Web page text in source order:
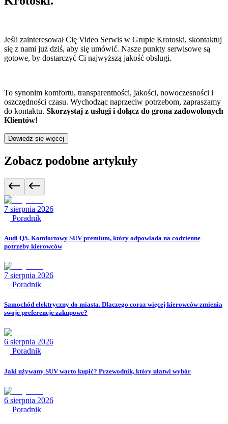
Jeśli zainteresował Cię Video Serwis w Grupie Krotoski, skontaktuj
się z nami już dziś, aby się umówić. Nasze punkty serwisowe są
gotowe, by dostarczyć Ci najwyższą jakość obsługi.
To synonim komfortu, transparentności, jakości, nowoczesności i
oszczędności czasu. Wychodząc naprzeciw potrzebom, zapraszamy
do kontaktu. Skorzystaj z usługi i dołącz do grona zadowolonych
Klientów!
Dowiedz się więcej
Zobacz podobne artykuły
7 sierpnia 2026
Poradnik
Audi Q5. Komfortowy SUV premium, który odpowiada na codzienne
potrzeby kierowców
7 sierpnia 2026
Poradnik
Samochód elektryczny do miasta. Dlaczego coraz więcej kierowców zmienia
swoje preferencje zakupowe?
6 sierpnia 2026
Poradnik
Jaki używany SUV warto kupić? Przewodnik, który ułatwi wybór
6 sierpnia 2026
Poradnik